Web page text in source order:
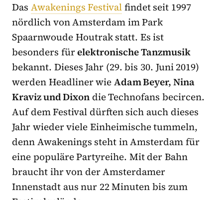
Das Awakenings Festivalfindet seit 1997
nördlich von Amsterdam im Park
Spaarnwoude Houtrak statt. Es ist
besonders fürelektronische Tanzmusik
bekannt. Dieses Jahr (29. bis 30. Juni 2019)
werden Headliner wieAdam Beyer, Nina
Kraviz und Dixon die Technofans becircen.
Auf dem Festival dürften sich auch dieses
Jahr wieder viele Einheimische tummeln,
denn Awakenings steht in Amsterdam für
eine populäre Partyreihe. Mit der Bahn
braucht ihr von der Amsterdamer
Innenstadt aus nur 22 Minuten bis zum